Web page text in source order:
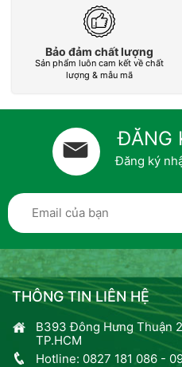
Bảo đảm chất lượng
Sản phẩm luôn cam kết về chất
lượng & mẫu mã
ĐĂNG
Đăng ký
THÔNG TIN LIÊN HỆ
B393 Đông Hưng Thuận
TP.HCM
Hotline: 0827 181 086 -